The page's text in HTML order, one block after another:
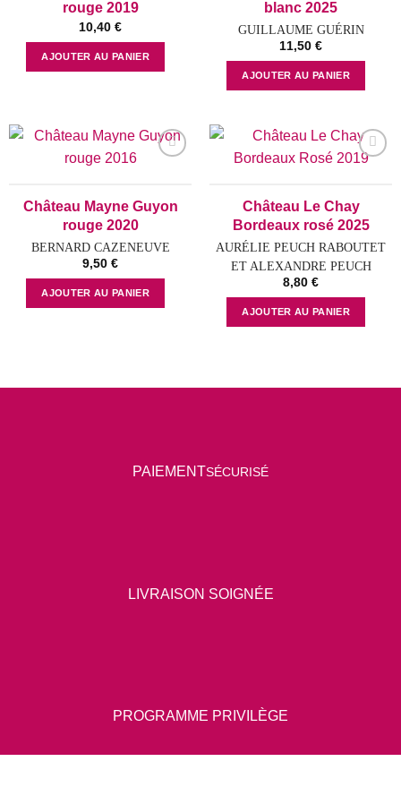
rouge 2019
10,40 €
AJOUTER AU PANIER
blanc 2025
GUILLAUME GUÉRIN
11,50 €
AJOUTER AU PANIER
Château Mayne Guyon
rouge 2020
BERNARD CAZENEUVE
9,50 €
AJOUTER AU PANIER
Château Le Chay
Bordeaux rosé 2025
AURÉLIE PEUCH RABOUTET
ET ALEXANDRE PEUCH
8,80 €
AJOUTER AU PANIER
PAIEMENTSÉCURISÉ
LIVRAISON SOIGNÉE
PROGRAMME PRIVILÈGE